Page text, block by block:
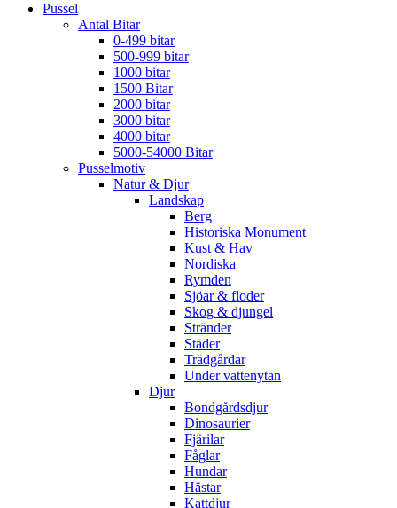
Pussel
Antal Bitar
0-499 bitar
500-999 bitar
1000 bitar
1500 Bitar
2000 bitar
3000 bitar
4000 bitar
5000-54000 Bitar
Pusselmotiv
Natur & Djur
Landskap
Berg
Historiska Monument
Kust & Hav
Nordiska
Rymden
Sjöar & floder
Skog & djungel
Stränder
Städer
Trädgårdar
Under vattenytan
Djur
Bondgårdsdjur
Dinosaurier
Fjärilar
Fåglar
Hundar
Hästar
Kattdjur